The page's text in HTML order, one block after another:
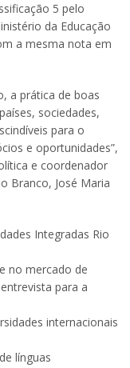
5 pelo
da Educação
a mesma nota em
a prática de boas
sociedades,
para o
e oportunidades”,
e coordenador
Branco, José Maria
Integradas Rio
no mercado de
para a
internacionais
línguas